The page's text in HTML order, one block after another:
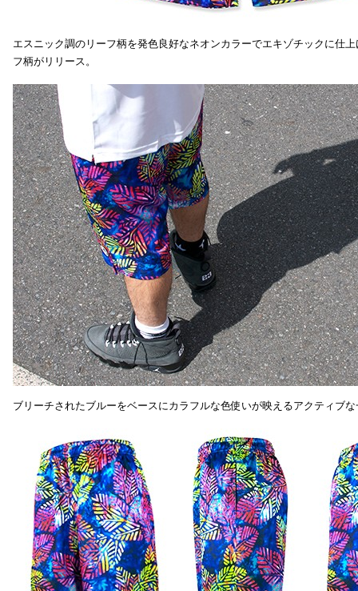
エスニック調のリーフ柄を発色良好なネオンカラーでエキゾチックに仕
フ柄がリリース。
ブリーチされたブルーをベースにカラフルな色使いが映えるアクティブ